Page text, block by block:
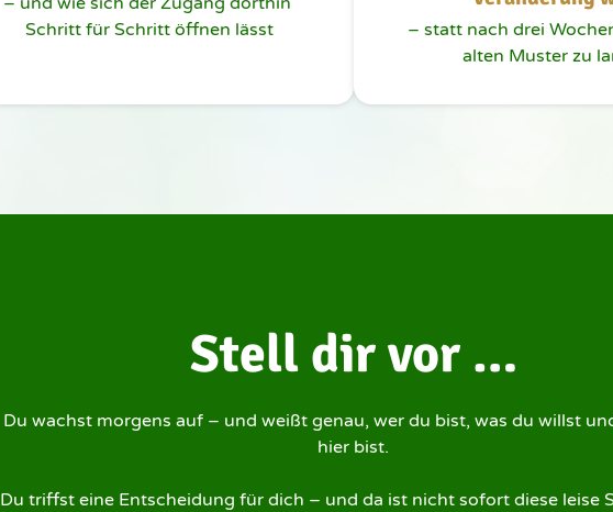
Schritt für Schritt öffnen lässt
– statt nach drei
alten Muster zu
Stell dir vor …
Du wachst morgens auf – und weißt genau, wer du bist, was du willst
hier bist.
Du triffst eine Entscheidung für dich – und da ist nicht sofort diese leise